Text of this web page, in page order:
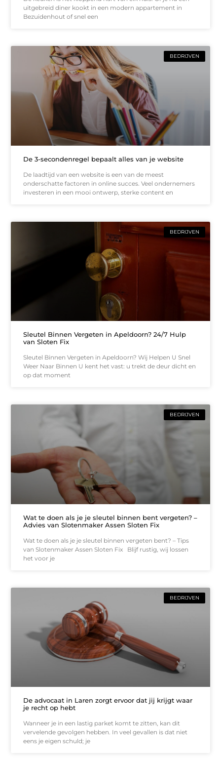
uitgebreid diner kookt in een modern appartement in
Bezuidenhout of snel een
BEDRIJVEN
De 3-secondenregel bepaalt alles van je website
De laadtijd van een website is een van de meest
onderschatte factoren in online succes. Veel ondernemers
investeren in een mooi ontwerp, sterke content en
BEDRIJVEN
Sleutel Binnen Vergeten in Apeldoorn? 24/7 Hulp
van Sloten Fix
Sleutel Binnen Vergeten in Apeldoorn? Wij Helpen U Snel
Weer Naar Binnen U kent het vast: u trekt de deur dicht en
op dat moment
BEDRIJVEN
Wat te doen als je je sleutel binnen bent vergeten? –
Advies van Slotenmaker Assen Sloten Fix
Wat te doen als je je sleutel binnen vergeten bent? – Tips
van Slotenmaker Assen Sloten Fix Blijf rustig, wij lossen
het voor je
BEDRIJVEN
De advocaat in Laren zorgt ervoor dat jij krijgt waar
je recht op hebt
Wanneer je in een lastig parket komt te zitten, kan dit
vervelende gevolgen hebben. In veel gevallen is dat niet
eens je eigen schuld; je